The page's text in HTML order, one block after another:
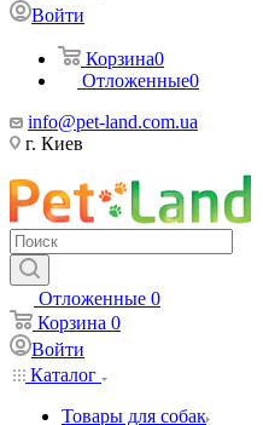
Войти
Корзина0
Отложенные0
info@pet-land.com.ua
г. Киев
Отложенные 0
Корзина 0
Войти
Каталог
Товары для собак